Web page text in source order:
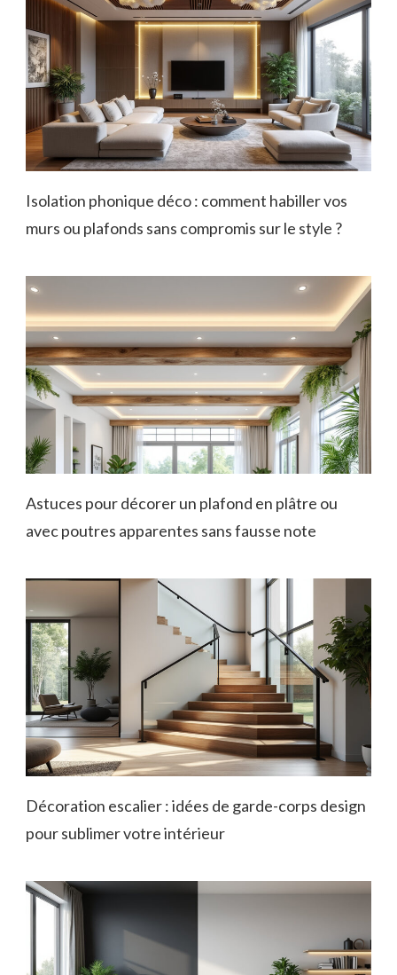
Isolation phonique déco : comment habiller vos
murs ou plafonds sans compromis sur le style ?
Astuces pour décorer un plafond en plâtre ou
avec poutres apparentes sans fausse note
Décoration escalier : idées de garde-corps design
pour sublimer votre intérieur